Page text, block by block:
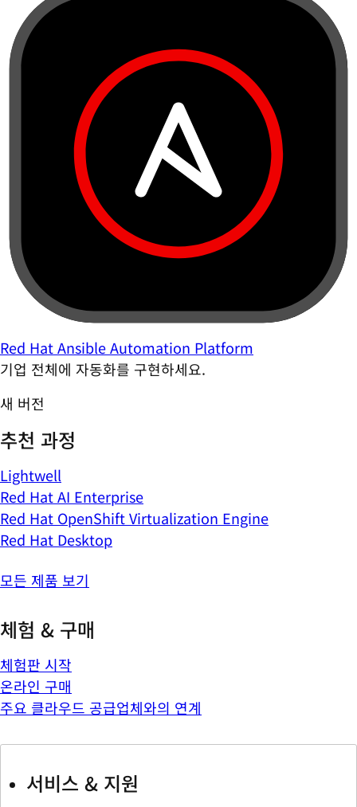
Red Hat Ansible Automation Platform
기업 전체에 자동화를 구현하세요.
새 버전
추천 과정
Lightwell
Red Hat AI Enterprise
Red Hat OpenShift Virtualization Engine
Red Hat Desktop
모든 제품 보기
체험 & 구매
체험판 시작
온라인 구매
주요 클라우드 공급업체와의 연계
서비스 & 지원